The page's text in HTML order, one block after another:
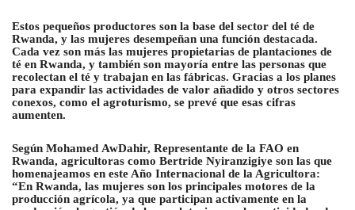
Estos pequeños productores son la base del sector del té de
Rwanda, y las mujeres desempeñan una función destacada.
Cada vez son más las mujeres propietarias de plantaciones de
té en Rwanda, y también son mayoría entre las personas que
recolectan el té y trabajan en las fábricas. Gracias a los planes
para expandir las actividades de valor añadido y otros sectores
conexos, como el agroturismo, se prevé que esas cifras
aumenten.
Según Mohamed AwDahir, Representante de la FAO en
Rwanda, agricultoras como Bertride Nyiranzigiye son las que
homenajeamos en este Año Internacional de la Agricultora:
“En Rwanda, las mujeres son los principales motores de la
producción agrícola, ya que participan activamente en la